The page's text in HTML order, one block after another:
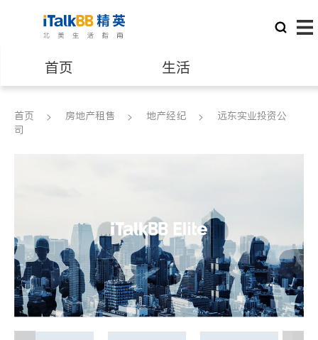
首页 生活
医生 律师
养老 非盈利组织
首页 房地产租售 地产经纪
远东实业投资公
司